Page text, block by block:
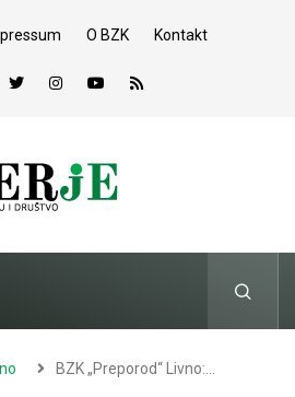
O BZK Kontakt
BZK „Preporod“ Livno:…